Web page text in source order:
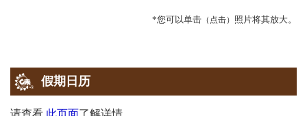
2012-03-07
MBS
在 Mahoreth 中介绍
*您可以单击 （点击） 照片将其放大。
假期日历
请查看 此页面了解详情。